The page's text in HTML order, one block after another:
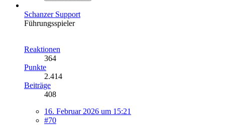
Schanzer Support
Führungsspieler
Reaktionen
364
Punkte
2.414
Beiträge
408
16. Februar 2026 um 15:21
#70